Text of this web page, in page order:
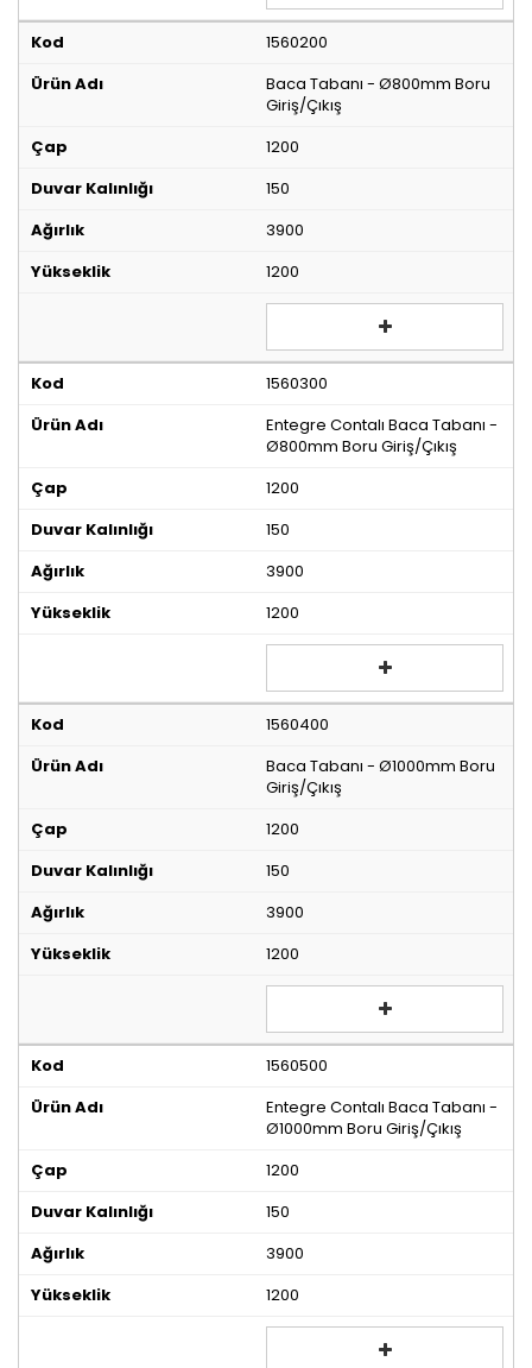
1560200
Baca Tabanı - Ø800mm Boru
Giriş/Çıkış
1200
150
3900
1200
1560300
Entegre Contalı Baca Tabanı -
Ø800mm Boru Giriş/Çıkış
1200
150
3900
1200
1560400
Baca Tabanı - Ø1000mm Boru
Giriş/Çıkış
1200
150
3900
1200
1560500
Entegre Contalı Baca Tabanı -
Ø1000mm Boru Giriş/Çıkış
1200
150
3900
1200